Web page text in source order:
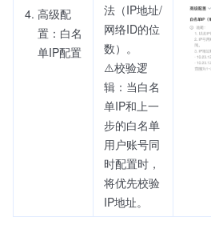
高级配
置：白名
单IP配置
法（IP地址/
网络ID的位
数）。
⚠️校验逻
辑：当白名
单IP和上一
步的白名单
用户账号同
时配置时，
将优先校验
IP地址。